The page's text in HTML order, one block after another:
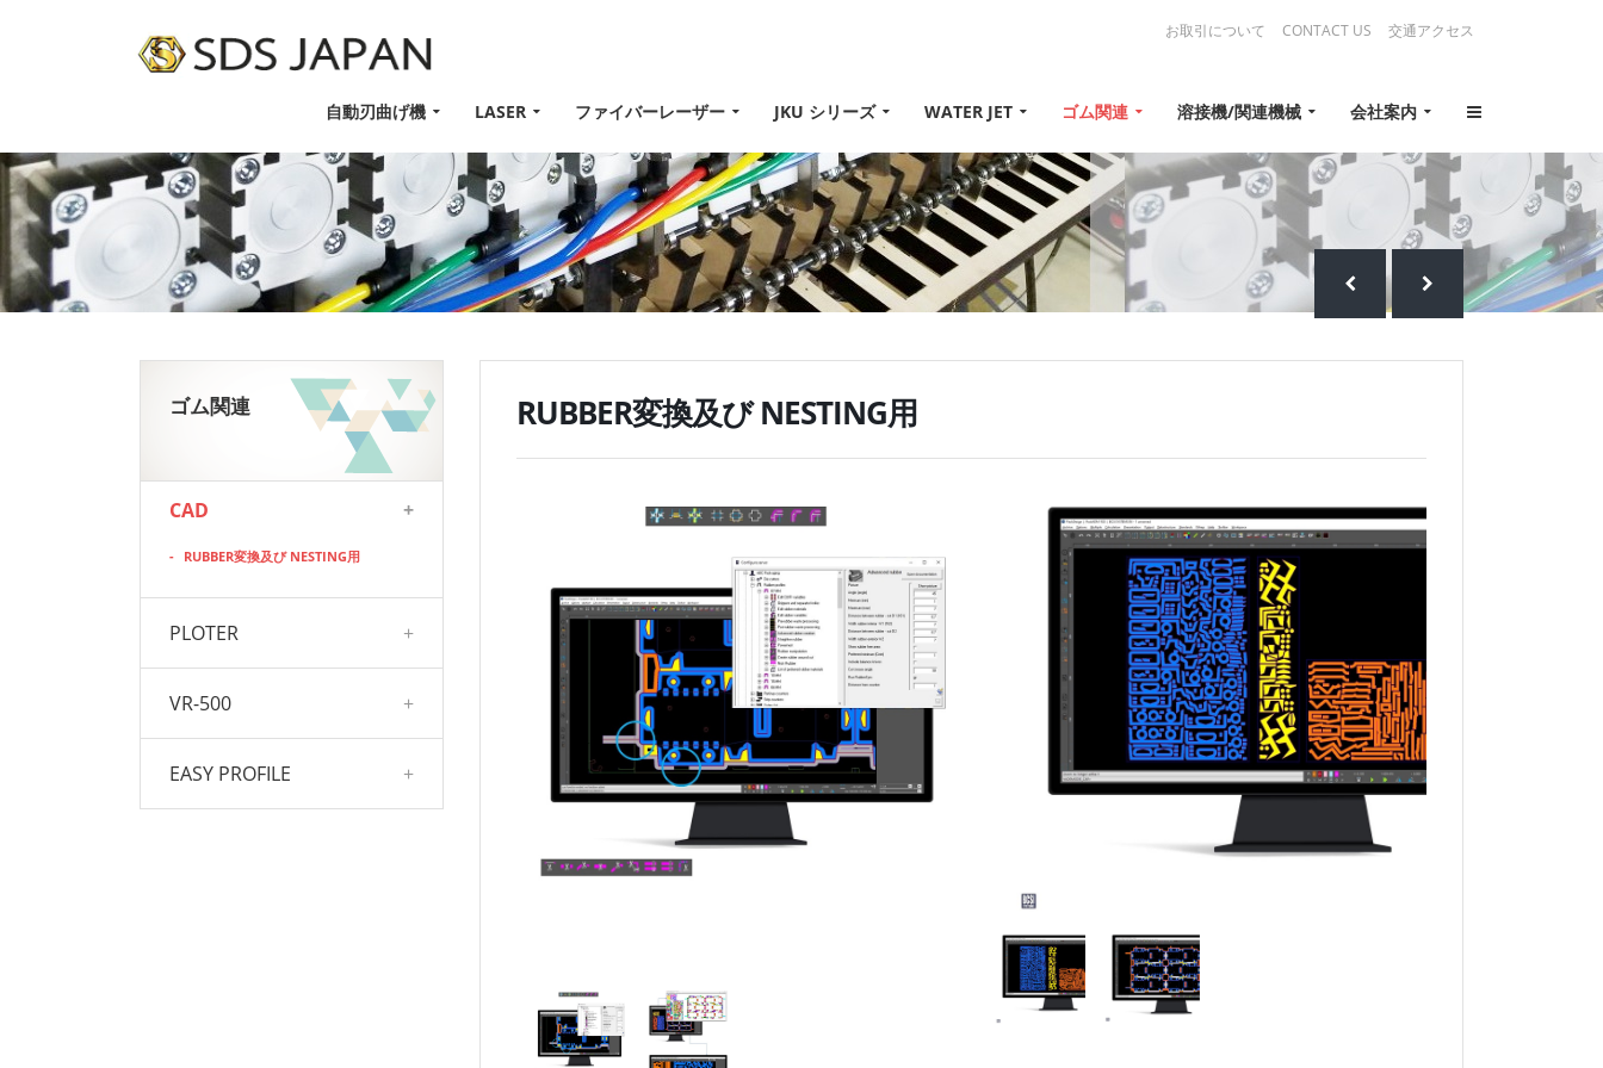
お取引について CONTACT US 交通アクセス
自動刃曲げ機 LASER ファイバーレーザー JKU シリーズ WATER JET ゴム関連 溶接機/関連機械 会社案内
ゴム関連
CAD +
- RUBBER変換及び NESTING用
PLOTER +
VR-500 +
EASY PROFILE +
RUBBER変換及び NESTING用